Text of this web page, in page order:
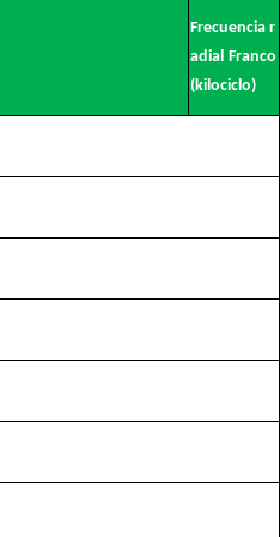
Frecuencia r
adial Franco
(kilociclo)